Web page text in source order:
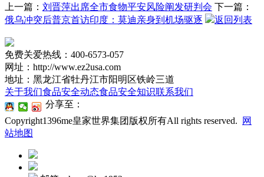
上一篇： 刘晋萍出席全市食物平安风险阐发研判会 下一篇：
俄乌冲突后普京首访印度：莫迪亲身到机场驱逐
返回列表
免费关爱热线：400-6573-057
网址：http://www.ez2usa.com
地址：黑龙江省牡丹江市阳明区铁岭三道
关于我们食品安全动态食品安全知识联系我们
分享至：
Copyright1396me皇家世界集团版权所有All rights reserved.
网
站地图